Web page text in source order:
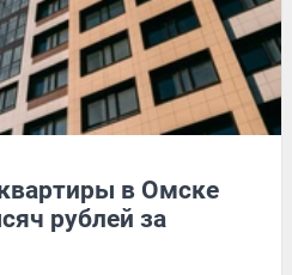
в Омске
рублей за